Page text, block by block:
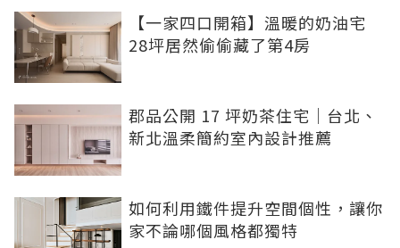
【一家四口開箱】溫暖的奶油宅
28坪居然偷偷藏了第4房
郡品公開 17 坪奶茶住宅｜台北、
新北溫柔簡約室內設計推薦
如何利用鐵件提升空間個性，讓你
家不論哪個風格都獨特